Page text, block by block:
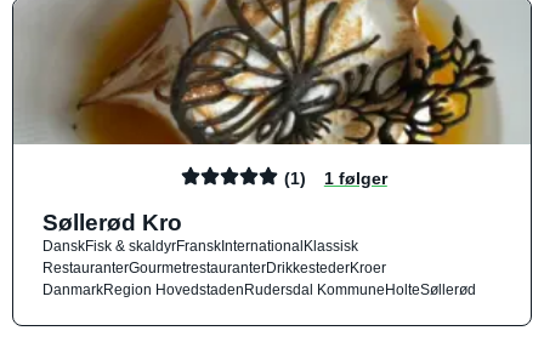
(1) 1 følger
Søllerød Kro
DanskFisk & skaldyrFranskInternationalKlassisk
RestauranterGourmetrestauranterDrikkestederKroer
DanmarkRegion HovedstadenRudersdal KommuneHolteSøllerød